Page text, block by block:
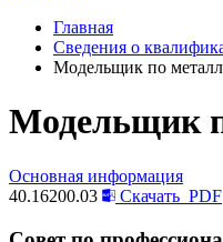
Главная
Сведения о
Модельщик по
Модельщик
Основная информация
40.16200.03
Скачать PDF